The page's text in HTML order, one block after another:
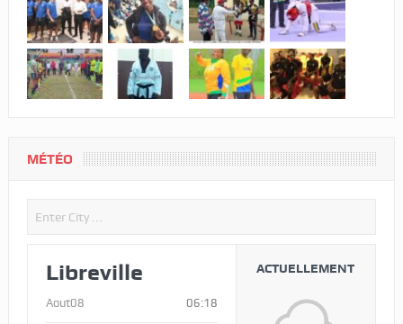
MÉTÉO
Libreville
Aout08 06:18
ACTUELLEMENT